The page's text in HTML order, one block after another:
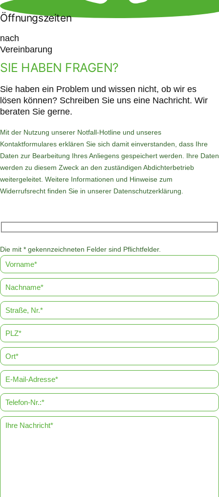
Öffnungszeiten
nach
Vereinbarung
SIE HABEN FRAGEN?
Sie haben ein Problem und wissen nicht, ob wir es
lösen können? Schreiben Sie uns eine Nachricht. Wir
beraten Sie gerne.
Mit der Nutzung unserer Notfall-Hotline und unseres
Kontaktformulares erklären Sie sich damit einverstanden, dass Ihre
Daten zur Bearbeitung Ihres Anliegens gespeichert werden. Ihre Daten
werden zu diesem Zweck an den zuständigen Abdichterbetrieb
weitergeleitet. Weitere Informationen und Hinweise zum
Widerrufsrecht finden Sie in unserer Datenschutzerklärung
Die mit * gekennzeichneten Felder sind Pflichtfelder.